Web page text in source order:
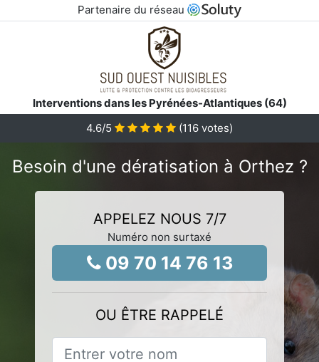
Partenaire du réseau
Interventions dans les Pyrénées-Atlantiques (64)
4.6/5 (116 votes)
Besoin d'une dératisation à Orthez ?
APPELEZ NOUS 7/7
Numéro non surtaxé
09 70 14 76 13
OU ÊTRE RAPPELÉ